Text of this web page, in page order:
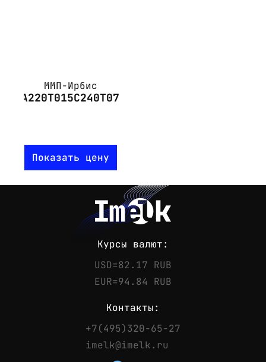
Контакты
ММП-Ирбис
А220Т015С240Т07
Показать цену
Курсы валют:
USD=82.17 RUB
EUR=94.84 RUB
Контакты:
+7(495)320-65-27
imelk@imelk.ru